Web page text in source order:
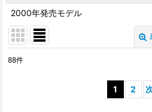
2000年発売モデル
88件
1 2